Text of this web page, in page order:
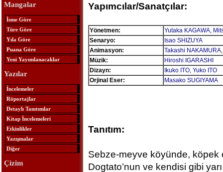
Mangalar
İsme Göre
Türe Göre
Yıla Göre
Puana Göre
Yeni Yayımlanacaklar
Yazılar
İncelemeler
Röportajlar
Detaylı Tanıtımlar
Kitap İncelemeleri
Etkinlikler
Yazışmalar
Diğer
Çizim
Yapımcılar/Sanatçılar:
Yönetmen: Yutaka KAGAWA,
Senaryo:
Isao SHIZUYA
Animasyon:
Takashi NAKAMURA
Müzik:
Hiroshi IGARASHI
Dizayn:
Ikuko ITO, Yuko ITO
Orjinal Eser:
Masako SUGIYAMA
Tanıtım:
Sebze-meyve köyünde,
Dogtato’nun ve kendisi gibi